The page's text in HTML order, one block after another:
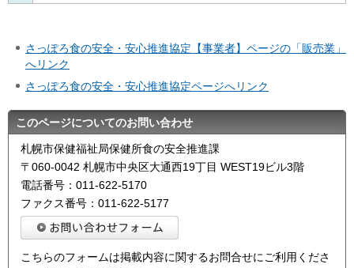
さっぽろ食の安全・安心推進協定【事業者】ページの「販売業」
へリンク
さっぽろ食の安全・安心推進協定ページへリンク
このページについてのお問い合わせ
札幌市保健福祉局保健所食の安全推進課
〒060-0042 札幌市中央区大通西19丁目 WEST19ビル3階
電話番号：011-622-5170
ファクス番号：011-622-5177
こちらのフォームは掲載内容に関するお問合せにご利用くださ